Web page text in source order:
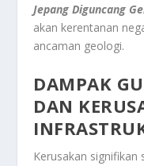
Jepang Diguncang
akan kerentanan
ancaman geologi.
DAMPAK
DAN
Kerusakan